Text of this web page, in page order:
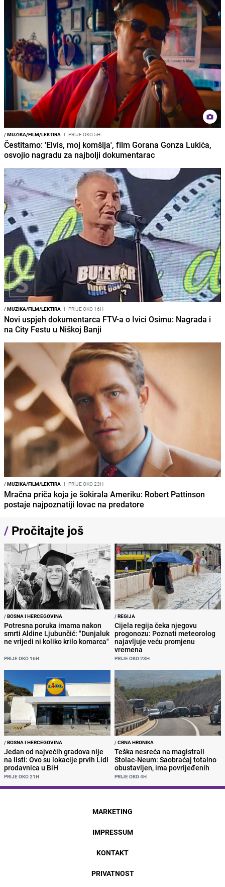
/MUZIKA/FILM/LEKTIRA I PRIJE OKO 5H
Čestitamo: 'Elvis, moj komšija', film Gorana Gonza Lukića,
osvojio nagradu za najbolji dokumentarac
/MUZIKA/FILM/LEKTIRA I PRIJE OKO 16H
Novi uspjeh dokumentarca FTV-a o Ivici Osimu: Nagrada i
na City Festu u Niškoj Banji
/MUZIKA/FILM/LEKTIRA I PRIJE OKO 23H
Mračna priča koja je šokirala Ameriku: Robert Pattinson
postaje najpoznatiji lovac na predatore
/ Pročitajte još
/BOSNA I HERCEGOVINA
Potresna poruka imama nakon
smrti Aldine Ljubunčić: "Dunjaluk
ne vrijedi ni koliko krilo komarca"
PRIJE OKO 16H
/REGIJA
Cijela regija čeka njegovu
progonozu: Poznati meteorolog
najavljuje veću promjenu
vremena
PRIJE OKO 23H
/BOSNA I HERCEGOVINA
Jedan od najvećih gradova nije
na listi: Ovo su lokacije prvih Lidl
prodavnica u BiH
PRIJE OKO 21H
/CRNA HRONIKA
Teška nesreća na magistrali
Stolac-Neum: Saobraćaj totalno
obustavljen, ima povrijeđenih
PRIJE OKO 4H
MARKETING
IMPRESSUM
KONTAKT
PRIVATNOST